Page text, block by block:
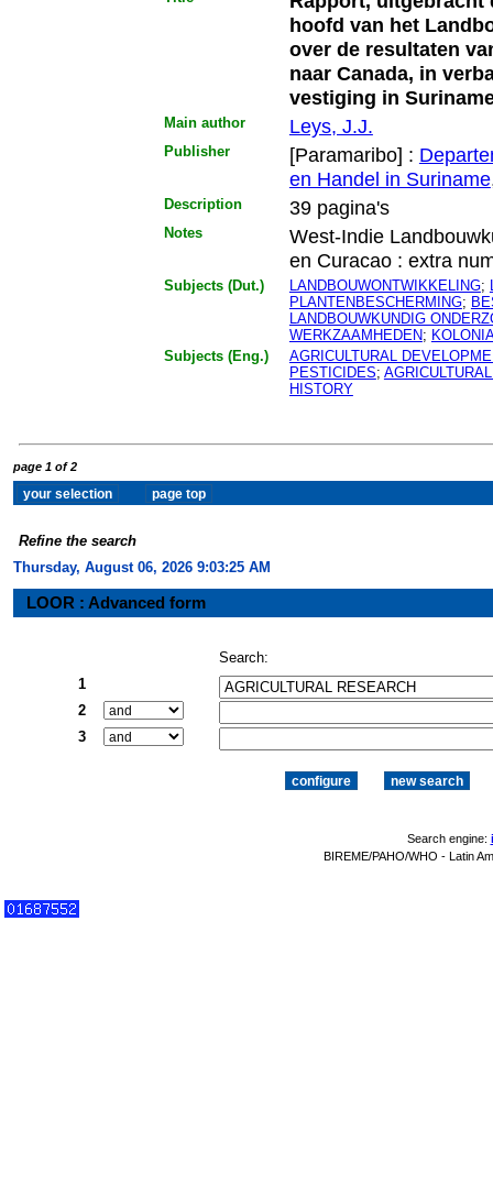
hoofd van het
over de resultaten
naar Canada, in
vestiging in
Main author Leys, J.J.
Publisher [Paramaribo] :
en Handel in Suriname
Description 39 pagina's
Notes
West-Indie
en Curacao : extra
Subjects (Dut.) LANDBOUWONTWIKKELING;
PLANTENBESCHERMING;
LANDBOUWKUNDIG
WERKZAAMHEDEN;
Subjects (Eng.)
AGRICULTURAL
PESTICIDES;
HISTORY
page 1 of 2
Refine the search
Thursday, August 06, 2026 9:03:26 AM
LOOR : Advanced form
Search:
1
2
3
Search engine:
BIREME/PAHO/WHO - Latin